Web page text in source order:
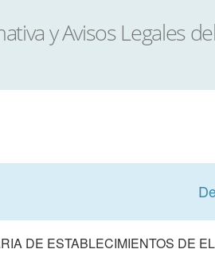
DE ESTABLECIMIENTOS DE